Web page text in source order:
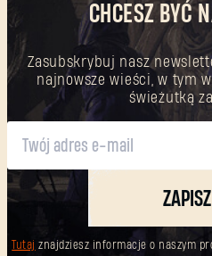
CHCESZ BYĆ
Zasubskrybuj nasz
najnowsze wieści, w tym
świeżutką
Tutaj znajdziesz informacje o naszym